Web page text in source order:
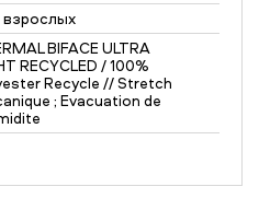
BIFACE ULTRA
RECYCLED / 100%
Recycle // Stretch
; Evacuation de